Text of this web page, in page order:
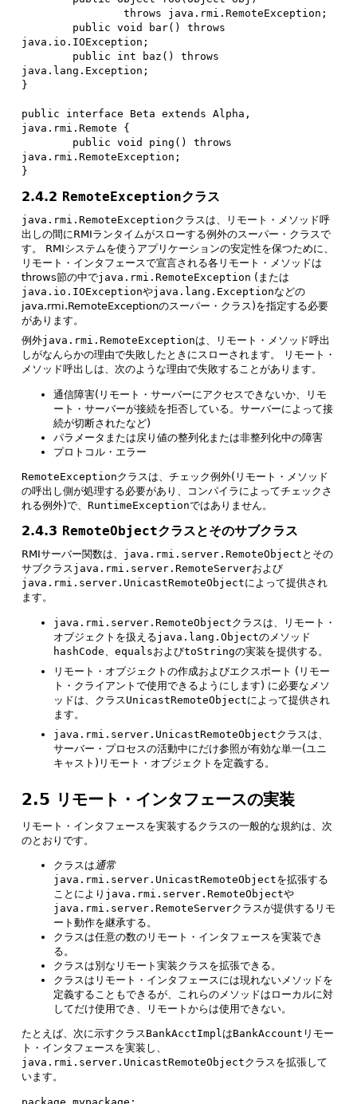
java.io.IOException;
java.lang.Exception;
}
public interface Beta extends Alpha,
java.rmi.Remote {
java.rmi.RemoteException;
}
2.4.2 RemoteExceptionクラス
java.rmi.RemoteExceptionクラスは、リモート・メソッド呼
出しの間にRMIランタイムがスローする例外のスーパー・クラスで
す。
RMIシステムを使うアプリケーションの安定性を保つために、
リモート・インタフェースで宣言される各リモート・メソッドは
throws節の中でjava.rmi.RemoteException (または
java.io.IOExceptionやjava.lang.Exceptionなどの
java.rmi.RemoteExceptionのスーパー・クラス)を指定する必要
があります。
例外java.rmi.RemoteExceptionは、リモート・メソッド呼出
しがなんらかの理由で失敗したときにスローされます。
リモート・
メソッド呼出しは、次のような理由で失敗することがあります。
通信障害(リモート・サーバーにアクセスできないか、リモ
ート・サーバーが接続を拒否している。サーバーによって接
続が切断されたなど)
パラメータまたは戻り値の整列化または非整列化中の障害
プロトコル・エラー
RemoteExceptionクラスは、チェック例外(リモート・メソッド
の呼出し側が処理する必要があり、コンパイラによってチェックさ
れる例外)で、 RuntimeExceptionではありません。
2.4.3 RemoteObjectクラスとそのサブクラス
RMIサーバー関数は、 java.rmi.server.RemoteObject とその
サブクラスjava.rmi.server.RemoteServerおよび
java.rmi.server.UnicastRemoteObjectによって提供され
ます。
java.rmi.server.RemoteObjectクラスは、リモート・
オブジェクトを扱えるjava.lang.Objectのメソッド
hashCode
equalsおよびtoStringの実装を提供する。
リモート・オブジェクトの作成およびエクスポート (リモー
ト・クライアントで使用できるようにします) に必要なメソ
ッドは、クラス UnicastRemoteObjectによって提供され
ます。
java.rmi.server.UnicastRemoteObjectクラスは、
サーバー・プロセスの活動中にだけ参照が有効な単一(ユニ
キャスト)リモート・オブジェクトを定義する。
2.5 リモート・インタフェースの実装
リモート・インタフェースを実装するクラスの一般的な規約は、次
のとおりです。
クラスは通常
java.rmi.server.UnicastRemoteObjectを拡張する
ことにより java.rmi.server.RemoteObjectや
java.rmi.server.RemoteServerクラスが提供するリモ
ート動作を継承する。
クラスは任意の数のリモート・インタフェースを実装でき
る。
クラスは別なリモート実装クラスを拡張できる。
クラスはリモート・インタフェースには現れないメソッドを
定義することもできるが、これらのメソッドはローカルに対
してだけ使用でき、リモートからは使用できない。
たとえば、次に示すクラスBankAcctImplはBankAccount リモー
ト・インタフェースを実装し、
java.rmi.server.UnicastRemoteObjectクラスを拡張して
います。